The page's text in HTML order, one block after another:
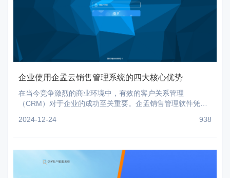
企业使用企孟云销售管理系统的四大核心优势
在当今竞争激烈的商业环境中，有效的客户关系管理
（CRM）对于企业的成功至关重要。企孟销售管理软件凭借
大
2024-12-24 938